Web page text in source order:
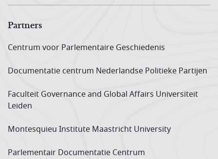
Partners
Centrum voor Parlementaire Geschiedenis
Documentatie centrum Neder­landse Politieke Partijen
Faculteit Governance and Global Affairs Universiteit
Leiden
Montesquieu Institute Maastricht University
Parlementair Documentatie Centrum